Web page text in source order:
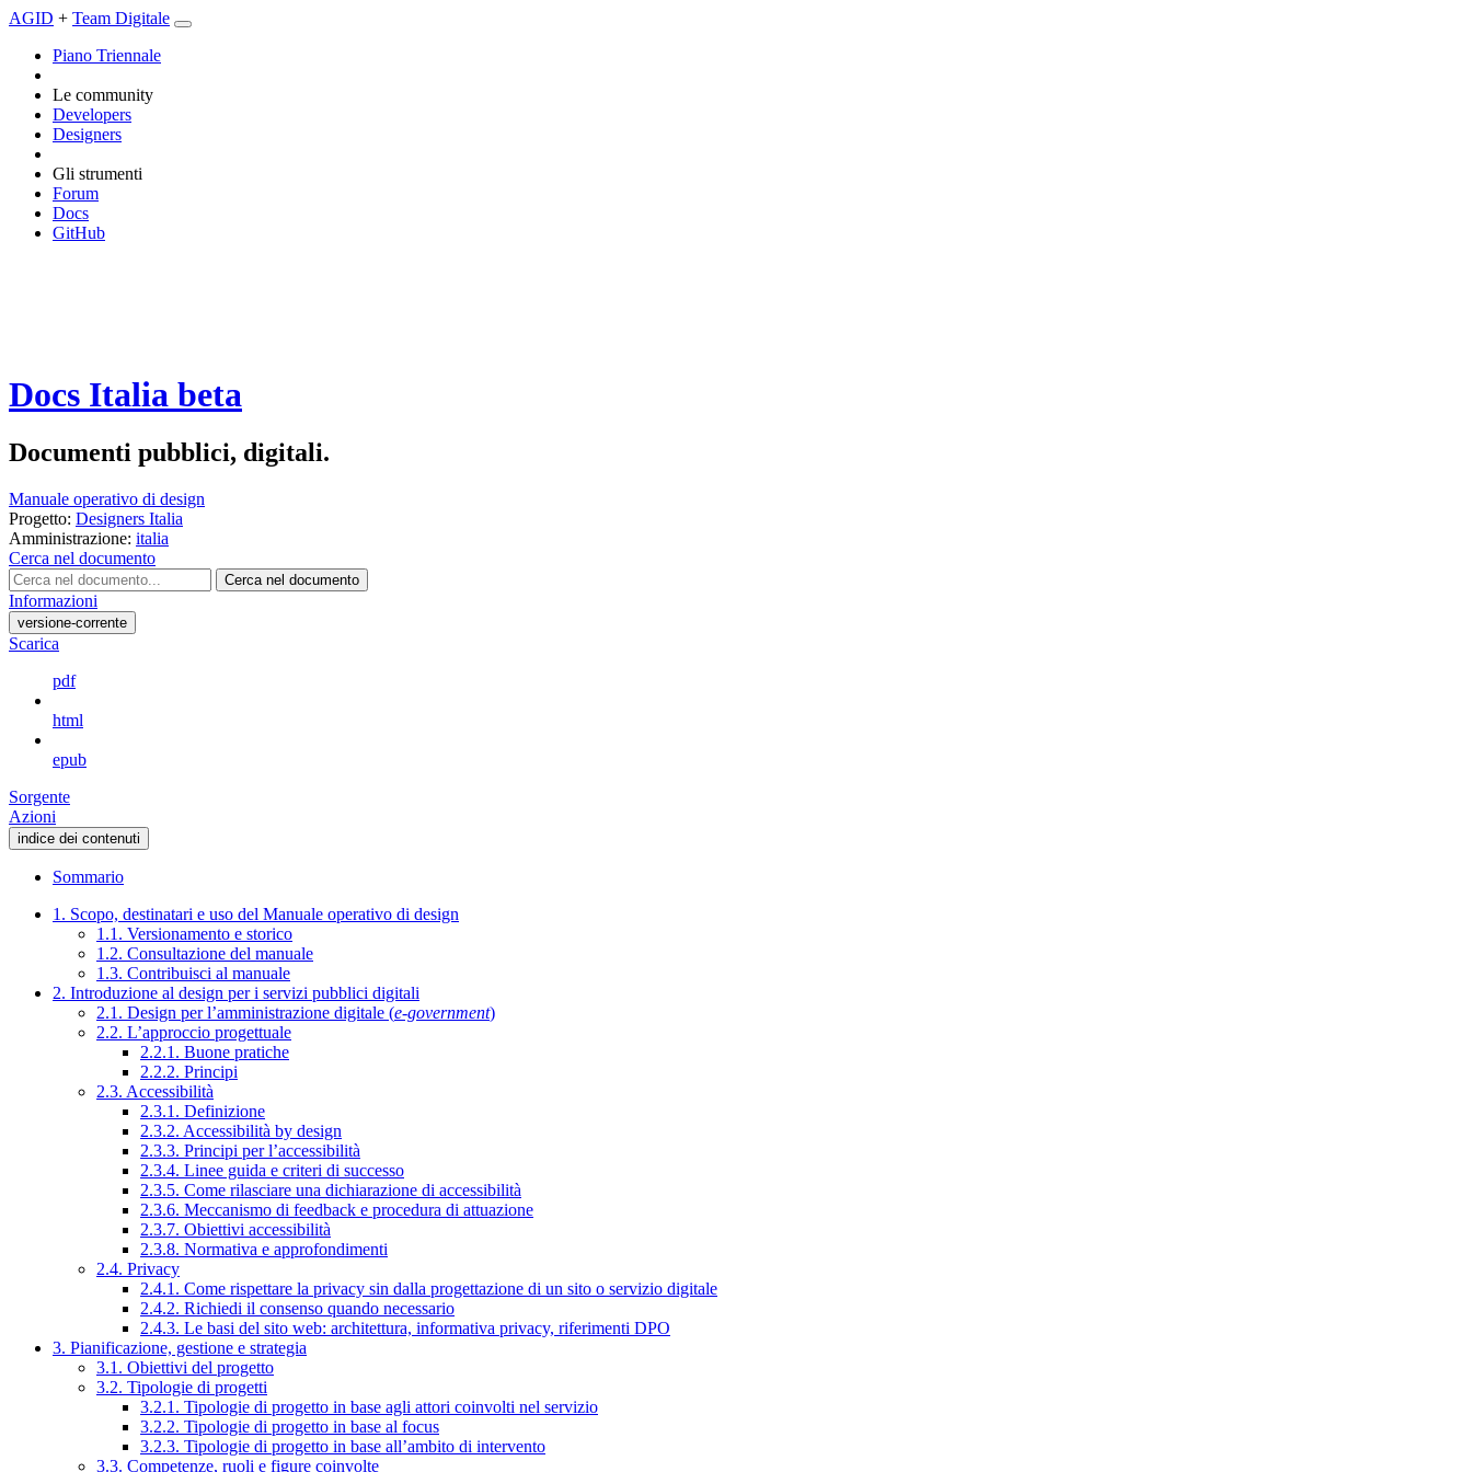
AGID + Team Digitale
Piano Triennale
Le community
Developers
Designers
Gli strumenti
Forum
Docs
GitHub
Docs Italia beta
Documenti pubblici, digitali.
Manuale operativo di design
Progetto: Designers Italia
Amministrazione: italia
Cerca nel documento
Cerca nel documento
Informazioni
versione-corrente
Scarica
pdf
html
epub
Sorgente
Azioni
indice dei contenuti
Sommario
1. Scopo, destinatari e uso del Manuale operativo di design
1.1. Versionamento e storico
1.2. Consultazione del manuale
1.3. Contribuisci al manuale
2. Introduzione al design per i servizi pubblici digitali
2.1. Design per l’amministrazione digitale (e-government)
2.2. L’approccio progettuale
2.2.1. Buone pratiche
2.2.2. Principi
2.3. Accessibilità
2.3.1. Definizione
2.3.2. Accessibilità by design
2.3.3. Principi per l’accessibilità
2.3.4. Linee guida e criteri di successo
2.3.5. Come rilasciare una dichiarazione di accessibilità
2.3.6. Meccanismo di feedback e procedura di attuazione
2.3.7. Obiettivi accessibilità
2.3.8. Normativa e approfondimenti
2.4. Privacy
2.4.1. Come rispettare la privacy sin dalla progettazione di un sito o servizio digitale
2.4.2. Richiedi il consenso quando necessario
2.4.3. Le basi del sito web: architettura, informativa privacy, riferimenti DPO
3. Pianificazione, gestione e strategia
3.1. Obiettivi del progetto
3.2. Tipologie di progetti
3.2.1. Tipologie di progetto in base agli attori coinvolti nel servizio
3.2.2. Tipologie di progetto in base al focus
3.2.3. Tipologie di progetto in base all’ambito di intervento
3.3. Competenze, ruoli e figure coinvolte